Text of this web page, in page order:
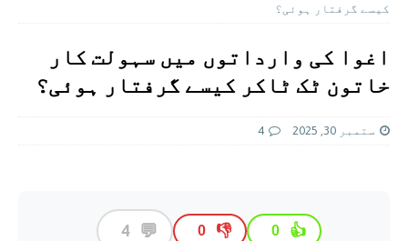
کیسے گرفتار ہوئی؟
اغوا کی وارداتوں میں سہولت کار
خاتون ٹک ٹاکر کیسے گرفتار ہوئی؟
ستمبر 30, 2025 4
👍
0
👎
0
💬
4